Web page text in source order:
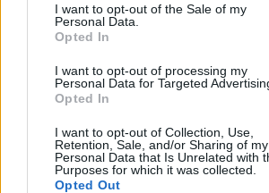
I want to opt-out of the Sale of my
Personal Data.
Opted In
I want to opt-out of processing my
Personal Data for Targeted
Opted In
I want to opt-out of Collection, Use,
Retention, Sale, and/or Sharing of my
Personal Data that Is Unrelated with
Purposes for which it was collected.
Opted Out
49,90 €